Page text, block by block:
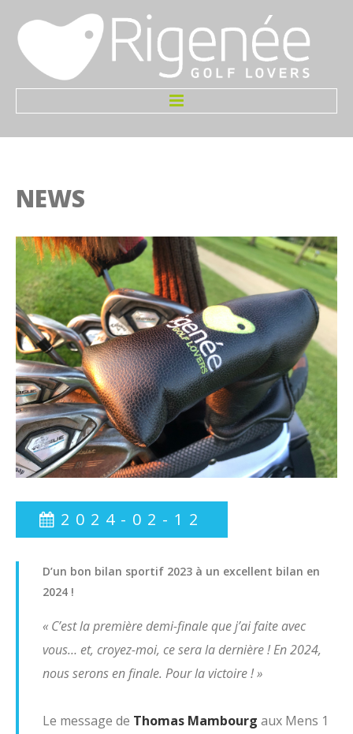
Greenfees
Tarifs
Initiation Gratuite
Welcome Pack
Les Pros (RGLA)
Cours collectifs
Cours collectifs Ladies
Cours collectifs Seniors
L'Art Des Sens
News
Sections
Juniors
NEWS
2024-02-12
D’un bon bilan sportif 2023 à un excellent bilan en
2024 !
« C’est la première demi-finale que j’ai faite avec
vous… et, croyez-moi, ce sera la dernière ! En 2024,
nous serons en finale. Pour la victoire ! »
Le message de Thomas Mambourg aux Mens 1